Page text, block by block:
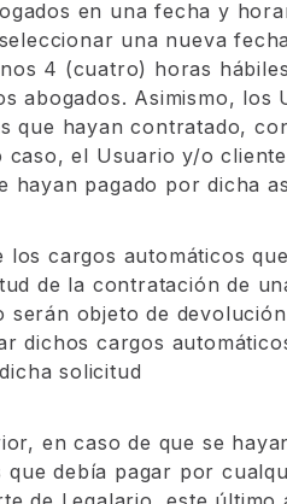
en una fecha y
una nueva
4 (cuatro) horas
abogados. Asimismo,
que hayan contratado,
caso, el Usuario y/o
hayan pagado por dicha
los cargos automáticos
de la contratación de
serán objeto de
dichos cargos
solicitud
en caso de que se
que debía pagar por